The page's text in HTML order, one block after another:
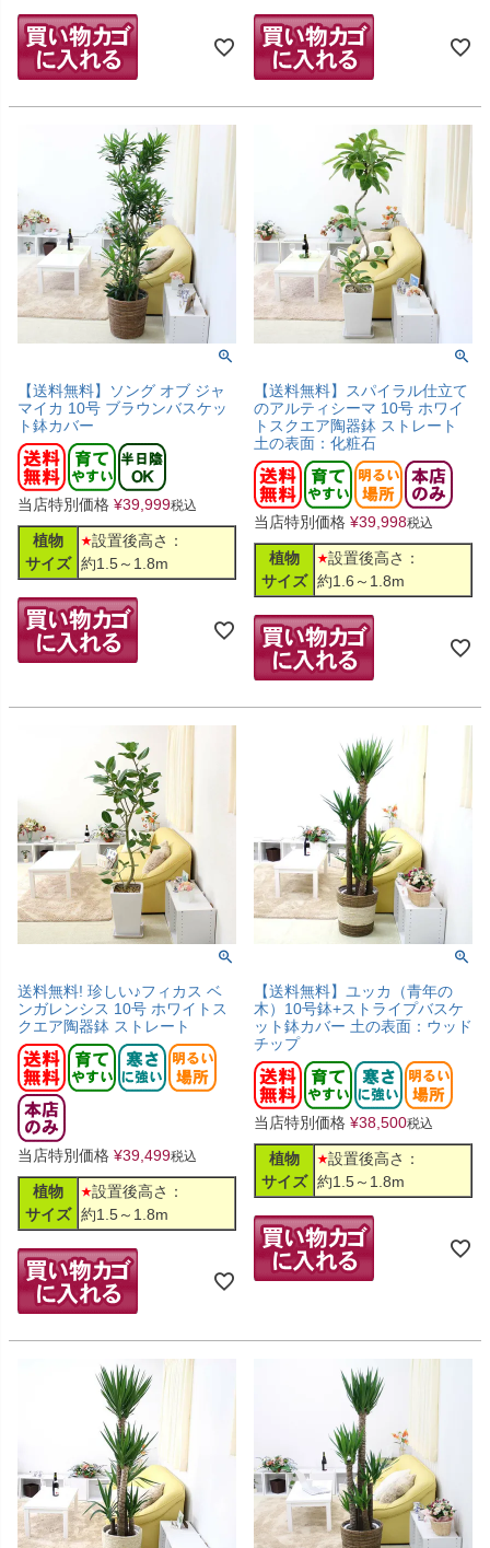
【送料無料】ソング オブ ジャ
マイカ 10号 ブラウンバスケッ
ト鉢カバー
当店特別価格 ¥39,999税込
植物
サイズ
設置後高さ：
約1.5～1.8m
【送料無料】スパイラル仕立て
のアルティシーマ 10号 ホワイ
トスクエア陶器鉢 ストレート
土の表面：化粧石
当店特別価格 ¥39,998税込
植物
サイズ
設置後高さ：
約1.6～1.8m
送料無料! 珍しい♪フィカス ベ
ンガレンシス 10号 ホワイトス
クエア陶器鉢 ストレート
当店特別価格 ¥39,499税込
植物
サイズ
設置後高さ：
約1.5～1.8m
【送料無料】ユッカ（青年の
木）10号鉢+ストライプバスケ
ット鉢カバー 土の表面：ウッド
チップ
当店特別価格 ¥38,500税込
植物
サイズ
設置後高さ：
約1.5～1.8m